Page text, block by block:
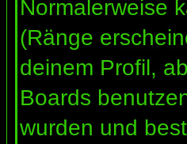
Normalerweise
(Ränge
deinem Profil,
Boards
wurden und